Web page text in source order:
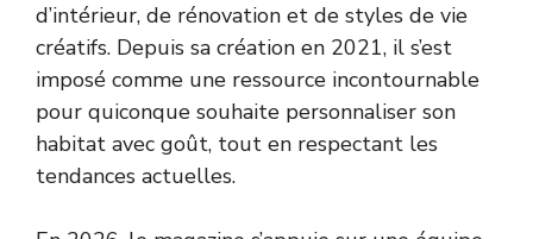
d’intérieur, de rénovation et de styles de vie
créatifs. Depuis sa création en 2021, il s’est
imposé comme une ressource incontournable
pour quiconque souhaite personnaliser son
habitat avec goût, tout en respectant les
tendances actuelles.